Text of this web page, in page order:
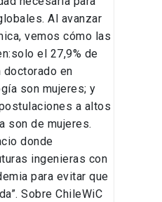
Al avanzar
vemos cómo las
el 27,9% de
doctorado en
son mujeres; y
a altos
son de mujeres.
donde
ingenieras con
para evitar que
Sobre ChileWiC